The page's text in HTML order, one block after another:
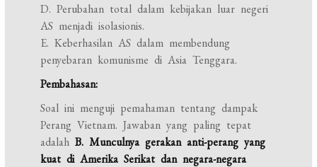
D. Perubahan total dalam kebijakan luar negeri
AS menjadi isolasionis.
E. Keberhasilan AS dalam membendung
penyebaran komunisme di Asia Tenggara.
Pembahasan:
Soal ini menguji pemahaman tentang dampak
Perang Vietnam. Jawaban yang paling tepat
adalahB. Munculnya gerakan anti-perang yang
kuat di Amerika Serikat dan negara-negara